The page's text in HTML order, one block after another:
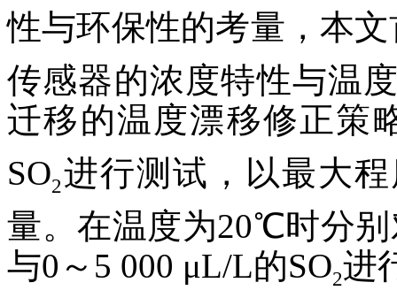
性与环保性的考量，本
传感器的浓度特性与温
迁移的温度漂移修正策
SO2进行测试，以最大
量。在温度为20℃时分别
与0～5 000 μL/L的SO2进